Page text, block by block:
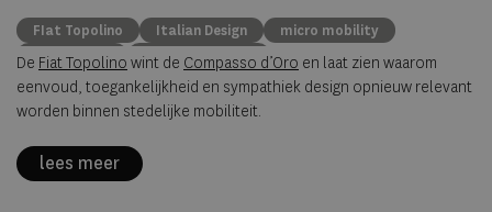
FIat Topolino Italian Design
micro mobility
urban living
Compasso d'Oro
De Fiat Topolino wint de Compasso d’Oro en laat zien waarom
eenvoud, toegankelijkheid en sympathiek design opnieuw relevant
worden binnen stedelijke mobiliteit.
lees meer